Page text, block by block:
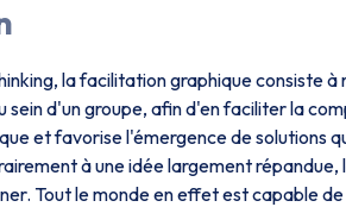
la facilitation graphique consiste
sein d'un groupe, afin d'en faciliter la
et favorise l'émergence de solutions
à une idée largement
Tout le monde en effet est capable